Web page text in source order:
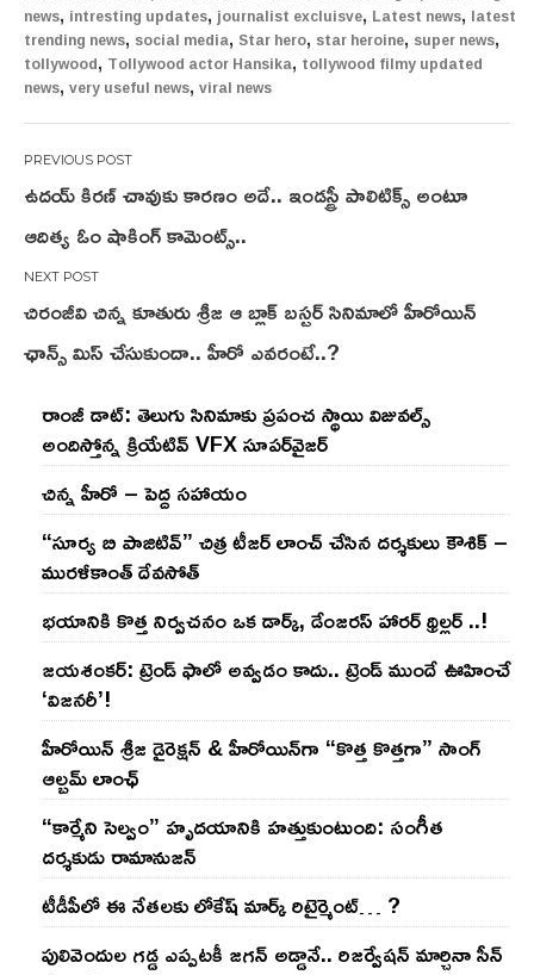
news, intresting updates, journalist excluisve, Latest news, latest
trending news, social media, Star hero, star heroine, super news,
tollywood, Tollywood actor Hansika, tollywood filmy updated
news, very useful news, viral news
Post
navigation
ఉదయ్ కిరణ్ చావుకు కారణం అదే.. ఇండస్ట్రీ పాలిటిక్స్ అంటూ
ఆదిత్య ఓం షాకింగ్ కామెంట్స్..
చిరంజీవి చిన్న కూతురు శ్రీజ ఆ బ్లాక్ బస్టర్ సినిమాలో హీరోయిన్
ఛాన్స్ మిస్ చేసుకుందా.. హీరో ఎవరంటే..?
రాంజీ డాట్: తెలుగు సినిమాకు ప్రపంచ స్థాయి విజువల్స్
అందిస్తోన్న క్రియేటివ్ VFX సూపర్‌వైజర్
చిన్న హీరో – పెద్ద సహాయం
“సూర్య బి పాజిటివ్” చిత్ర టీజర్ లాంచ్ చేసిన‌ దర్శకులు కౌశిక్ –
మురళీకాంత్ దేవసోత్
భయానికి కొత్త నిర్వచనం ఒక డార్క్, డేంజరస్ హారర్ థ్రిల్లర్ ..!
జయశంకర్: ట్రెండ్‌ ఫాలో అవ్వడం కాదు.. ట్రెండ్‌ ముందే ఊహించే
‘విజనరీ’!
హీరోయిన్ శ్రీజ డైరెక్ష‌న్ & హీరోయిన్‌గా “కొత్త కొత్తగా” సాంగ్
ఆల్బమ్ లాంఛ్
“కార్మేని సెల్వం” హృదయానికి హత్తుకుంటుంది: సంగీత
దర్శకుడు రామానుజన్
టీడీపీలో ఈ నేత‌ల‌కు లోకేష్ మార్క్ రిటైర్మెంట్‌… ?
పులివెందుల గ‌డ్డ ఎప్ప‌ట‌కీ జ‌గ‌న్ అడ్డానే.. రిజ‌ర్వేష‌న్ మార్చినా సీన్